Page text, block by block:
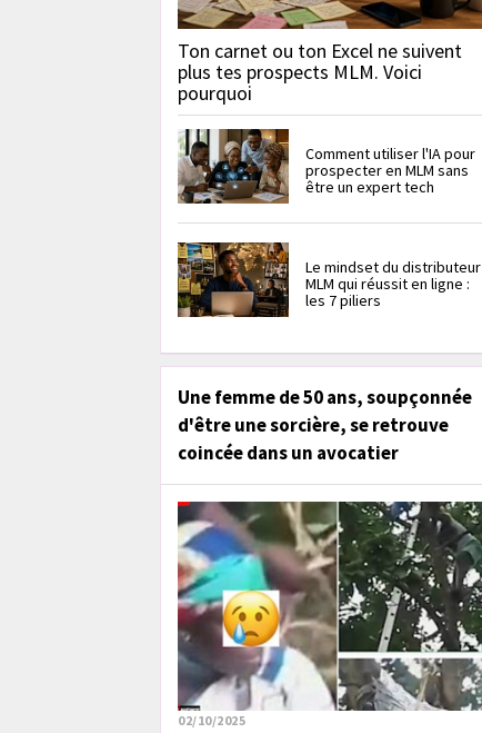
Ton carnet ou ton Excel ne suivent
plus tes prospects MLM. Voici
pourquoi
Comment utiliser l'IA pour
prospecter en MLM sans
être un expert tech
Le mindset du distributeur
MLM qui réussit en ligne :
les 7 piliers
Une femme de 50 ans, soupçonnée
d'être une sorcière, se retrouve
coincée dans un avocatier
02/10/2025